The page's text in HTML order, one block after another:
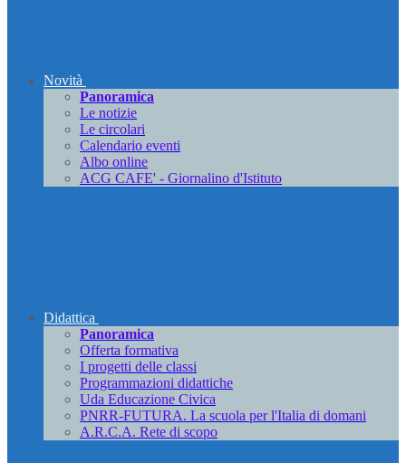
Novità
Panoramica
Le notizie
Le circolari
Calendario eventi
Albo online
ACG CAFE' - Giornalino d'Istituto
Didattica
Panoramica
Offerta formativa
I progetti delle classi
Programmazioni didattiche
Uda Educazione Civica
PNRR-FUTURA. La scuola per l'Italia di domani
A.R.C.A. Rete di scopo